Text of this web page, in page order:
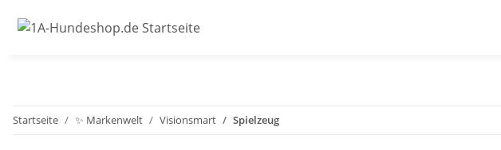
Startseite ✨ Markenwelt Visionsmart Spielzeug